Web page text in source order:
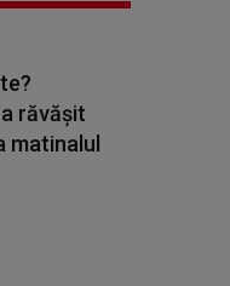
răvășit
matinalul